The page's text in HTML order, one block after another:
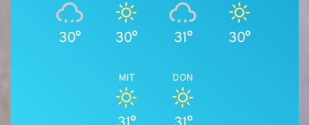
30° 30° 31° 30°
MIT DON